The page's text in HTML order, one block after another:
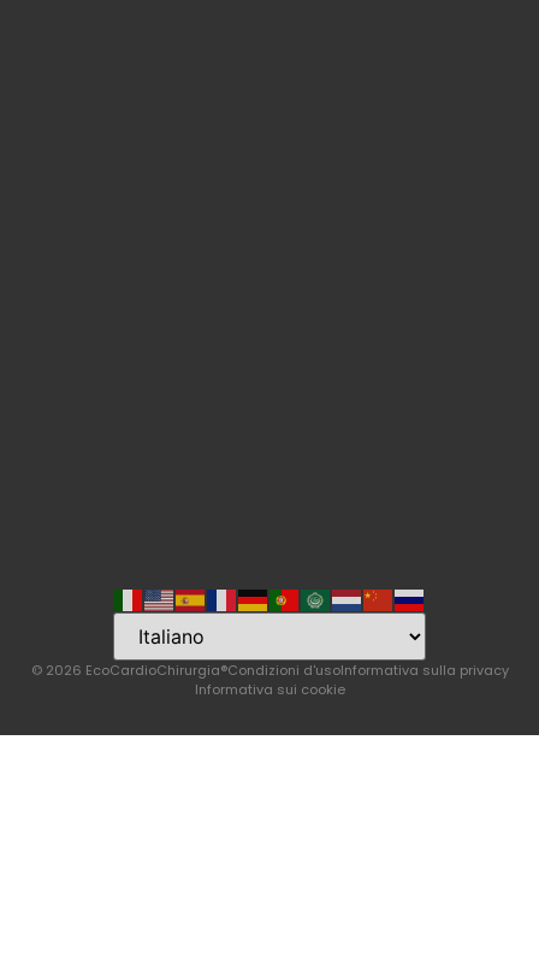
© 2026 EcoCardioChirurgia®Condizioni d'usoInformativa sulla privacy
Informativa sui cookie